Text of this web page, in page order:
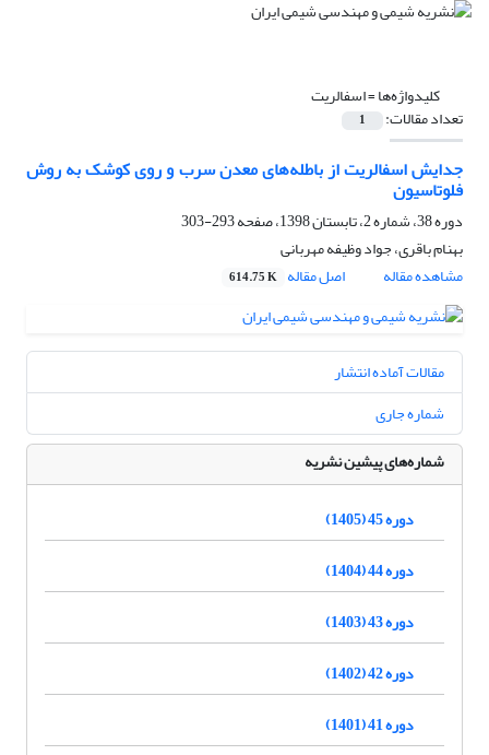
کلیدواژه‌ها =اسفالریت
تعداد مقالات: 1
جدایش اسفالریت از باطله‌های معدن سرب و روی کوشک به روش
فلوتاسیون
دوره 38، شماره 2، تابستان 1398، صفحه
293-303
بهنام باقری، جواد وظیفه مهربانی
مشاهده مقاله
اصل مقاله 614.75 K
مقالات آماده انتشار
شماره جاری
شماره‌های پیشین نشریه
دوره 45 (1405)
دوره 44 (1404)
دوره 43 (1403)
دوره 42 (1402)
دوره 41 (1401)